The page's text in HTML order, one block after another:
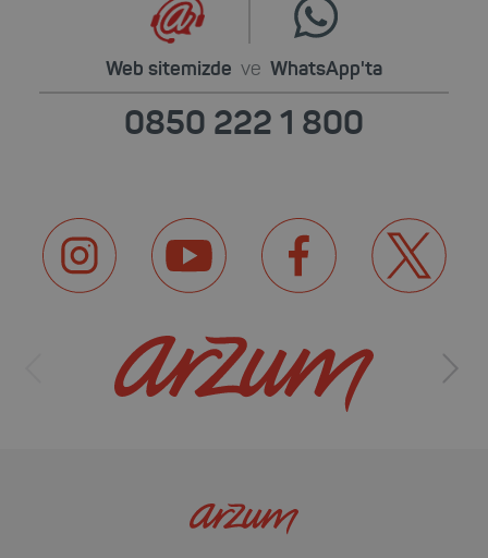
Web sitemizde ve WhatsApp'ta
0850 222 1 800